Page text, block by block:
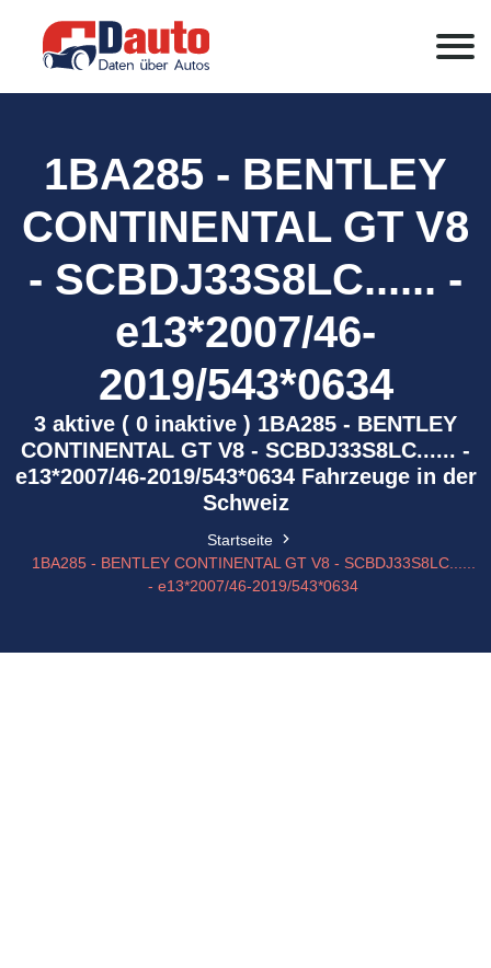
1BA285 - BENTLEY
CONTINENTAL GT V8
- SCBDJ33S8LC...... -
e13*2007/46-
2019/543*0634
3 aktive ( 0 inaktive ) 1BA285 - BENTLEY
CONTINENTAL GT V8 - SCBDJ33S8LC...... -
e13*2007/46-2019/543*0634 Fahrzeuge in der
Schweiz
Startseite
1BA285 - BENTLEY CONTINENTAL GT V8 - SCBDJ33S8LC......
- e13*2007/46-2019/543*0634